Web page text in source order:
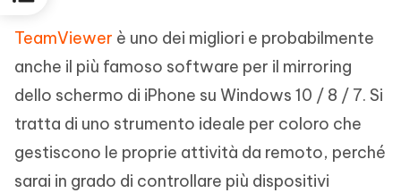
TeamViewer è uno dei migliori e probabilmente
anche il più famoso software per il mirroring
dello schermo di iPhone su Windows 10 / 8 / 7. Si
tratta di uno strumento ideale per coloro che
gestiscono le proprie attività da remoto, perché
sarai in grado di controllare più dispositivi